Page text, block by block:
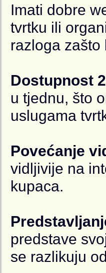
Imati dobre
tvrtku ili
razloga
Dostupnost
u tjednu, što
uslugama
Povećanje
vidljivije na
kupaca.
predstave
se razlikuju